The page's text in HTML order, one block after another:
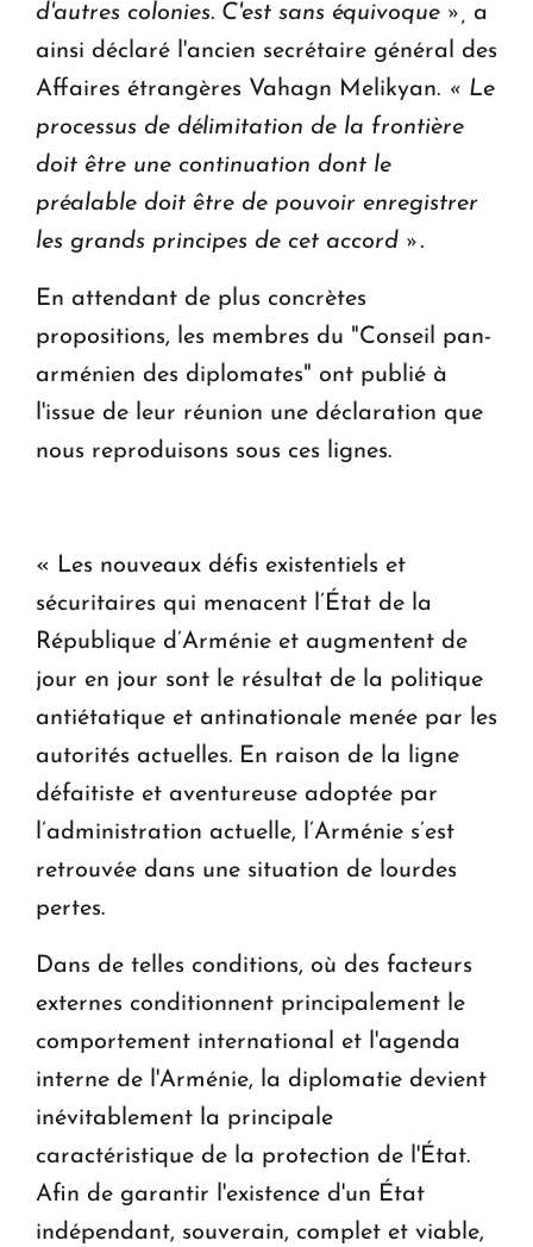
d'autres colonies. C'est sans équivoque », a
ainsi déclaré l'ancien secrétaire général des
Affaires étrangères Vahagn Melikyan. « Le
processus de délimitation de la frontière
doit être une continuation dont le
préalable doit être de pouvoir enregistrer
les grands principes de cet accord ».
En attendant de plus concrètes
propositions, les membres du "Conseil pan-
arménien des diplomates" ont publié à
l'issue de leur réunion une déclaration que
nous reproduisons sous ces lignes.
« Les nouveaux défis existentiels et
sécuritaires qui menacent l’État de la
République d’Arménie et augmentent de
jour en jour sont le résultat de la politique
antiétatique et antinationale menée par les
autorités actuelles. En raison de la ligne
défaitiste et aventureuse adoptée par
l’administration actuelle, l’Arménie s’est
retrouvée dans une situation de lourdes
pertes.
Dans de telles conditions, où des facteurs
externes conditionnent principalement le
comportement international et l'agenda
interne de l'Arménie, la diplomatie devient
inévitablement la principale
caractéristique de la protection de l'État.
Afin de garantir l'existence d'un État
indépendant, souverain, complet et viable,